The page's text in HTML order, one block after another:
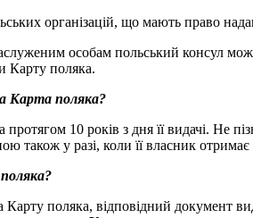
організацій, що мають право
особам польський консул
Карту поляка.
Карта поляка?
протягом 10 років з дня її видачі. Не
також у разі, коли її власник
Карту поляка, відповідний документ